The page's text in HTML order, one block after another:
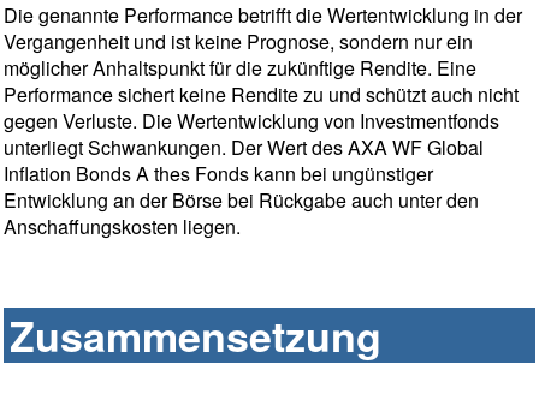
Die genannte Performance betrifft die Wertentwicklung in der
Vergangenheit und ist keine Prognose, sondern nur ein
möglicher Anhaltspunkt für die zukünftige Rendite. Eine
Performance sichert keine Rendite zu und schützt auch nicht
gegen Verluste. Die Wertentwicklung von Investmentfonds
unterliegt Schwankungen. Der Wert des AXA WF Global
Inflation Bonds A thes Fonds kann bei ungünstiger
Entwicklung an der Börse bei Rückgabe auch unter den
Anschaffungskosten liegen.
Zusammensetzung